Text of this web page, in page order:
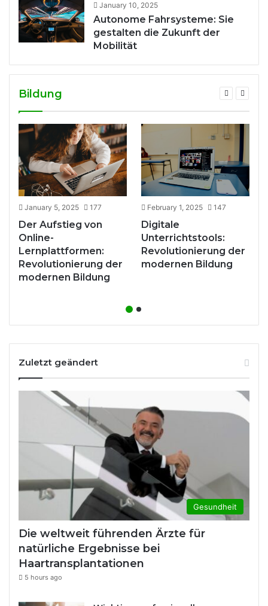
January 10, 2025
Autonome Fahrsysteme: Sie
gestalten die Zukunft der
Mobilität
Bildung
January 5, 2025 177
Der Aufstieg von
Online-
Lernplattformen:
Revolutionierung der
modernen Bildung
February 1, 2025 147
Digitale
Unterrichtstools:
Revolutionierung der
modernen Bildung
Zuletzt geändert
Gesundheit
Die weltweit führenden Ärzte für
natürliche Ergebnisse bei
Haartransplantationen
5 hours ago